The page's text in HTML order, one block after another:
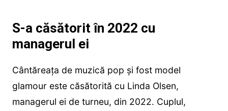
S-a căsătorit în 2022 cu
managerul ei
Cântăreața de muzică pop și fost model
glamour este căsătorită cu Linda Olsen,
managerul ei de turneu, din 2022. Cuplul,